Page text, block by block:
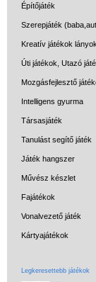
Építőjáték
Szerepjáték
Kreatív játékok
Úti játékok, Utazó
Mozgásfejlesztő
Intelligens gyurma
Társasjáték
Tanulást segítő játék
Játék hangszer
Művész készlet
Fajátékok
Vonalvezető játék
Kártyajátékok
Legkeresettebb játékok